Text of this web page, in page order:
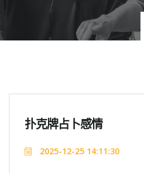
扑克牌占卜感情
2025-12-25 14:11:30